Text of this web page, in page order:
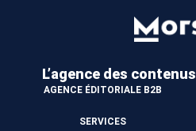
L’agence des contenus
AGENCE ÉDITORIALE B2B
SERVICES